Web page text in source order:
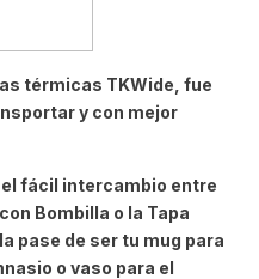
térmicas TKWide, fue
y con mejor
fácil intercambio entre
Bombilla o la Tapa
pase de ser tu mug para
o vaso para el